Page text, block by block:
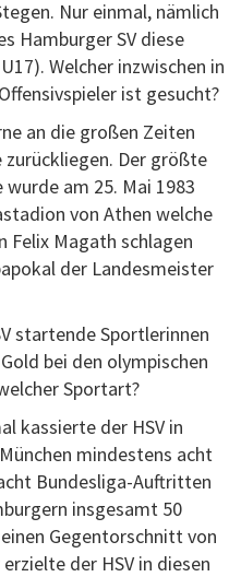
Nur einmal, nämlich
Hamburger SV diese
Welcher inzwischen in
ist gesucht?
an die großen Zeiten
Der größte
am 25. Mai 1983
von Athen welche
Felix Magath schlagen
der Landesmeister
startende Sportlerinnen
bei den olympischen
Sportart?
kassierte der HSV in
mindestens acht
Bundesliga-Auftritten
insgesamt 50
Gegentorschnitt von
der HSV in diesen